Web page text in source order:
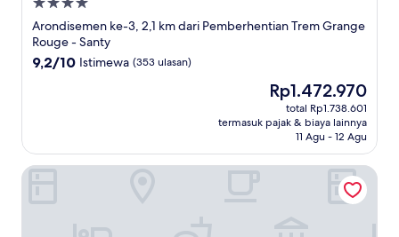
Properti
bintang
4.0
Arondisemen ke-3, 2,1 km dari Pemberhentian Trem Grange
Rouge - Santy
9.2
9,2/10 Istimewa (353 ulasan)
Harga
sekarang
Rp1.472.970
Rp1.472.970
total Rp1.738.601
termasuk pajak & biaya lainnya
11 Agu - 12 Agu
Félix dOrt